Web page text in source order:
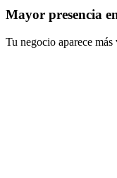
Mayor presencia
Tu negocio aparece